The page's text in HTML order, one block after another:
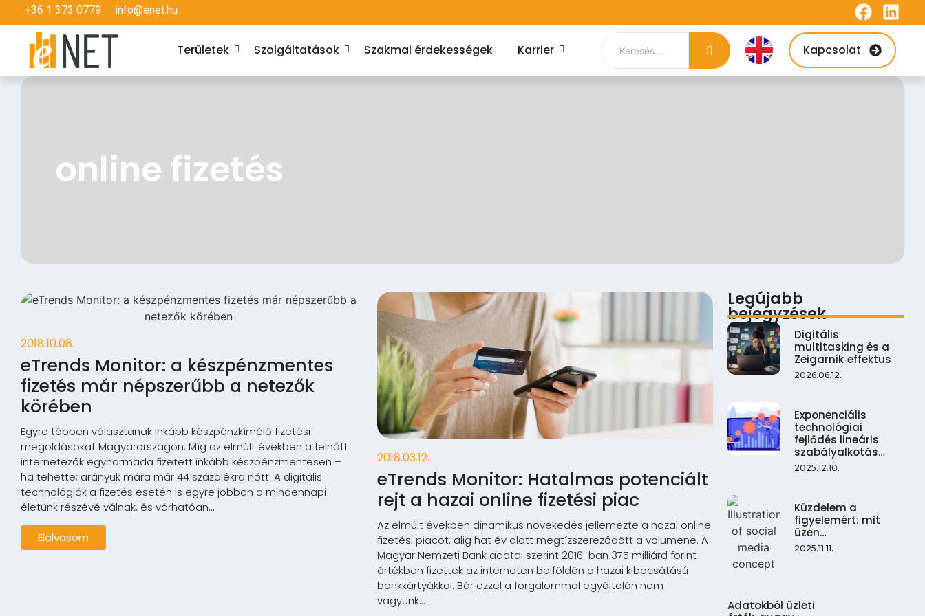
+36 1 373 0779 info@enet.hu
Területek Szolgáltatások Szakmai érdekességek Karrier Kapcsolat
online fizetés
2018.10.08.
eTrends Monitor: a készpénzmentes
fizetés már népszerűbb a netezők
körében
Egyre többen választanak inkább készpénzkímélő fizetési
megoldásokat Magyarországon. Míg az elmúlt években a felnőtt
internetezők egyharmada fizetett inkább készpénzmentesen –
ha tehette; arányuk mára már 44 százalékra nőtt. A digitális
technológiák a fizetés esetén is egyre jobban a mindennapi
életünk részévé válnak, és várhatóan...
Elolvasom
2018.03.12.
eTrends Monitor: Hatalmas potenciált
rejt a hazai online fizetési piac
Az elmúlt években dinamikus növekedés jellemezte a hazai online
fizetési piacot: alig hat év alatt megtízszereződött a volumene. A
Magyar Nemzeti Bank adatai szerint 2016-ban 375 milliárd forint
értékben fizettek az interneten belföldön a hazai kibocsátású
bankkártyákkal. Bár ezzel a forgalommal egyáltalán nem
vagyunk...
Legújabb
bejegyzések
Digitális
multitasking és a
Zeigarnik‑effektus
2026.06.12.
Exponenciális
technológiai
fejlődés lineáris
szabályalkotás…
2025.12.10.
Küzdelem a
figyelemért: mit
üzen…
2025.11.11.
Adatokból üzleti